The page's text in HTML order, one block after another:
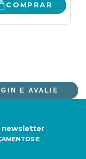
COMPRAR
E AVALIE
newsletter
E